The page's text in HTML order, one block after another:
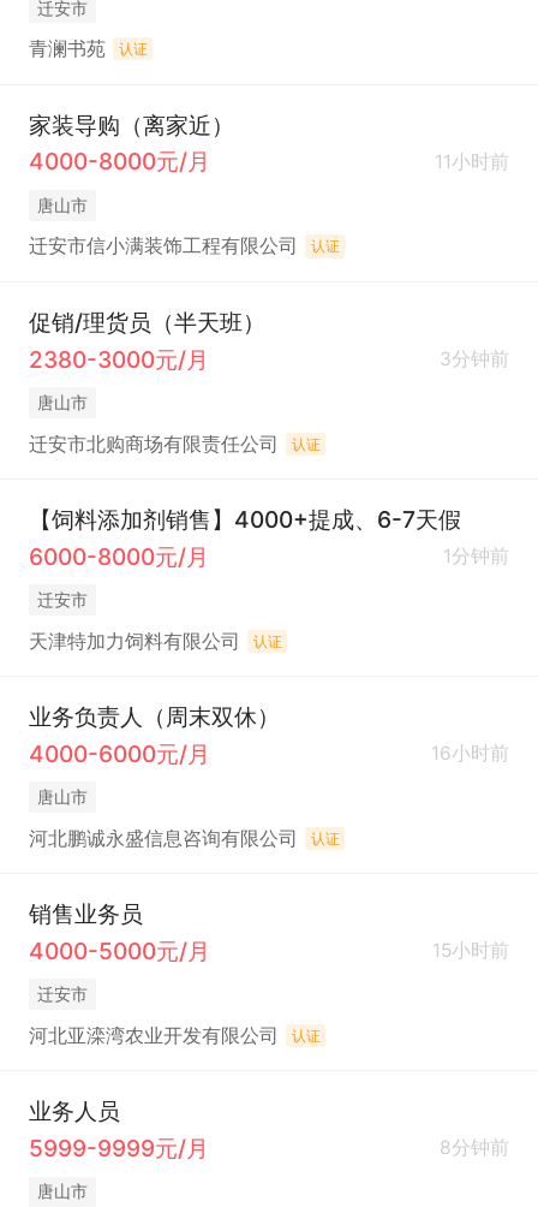
迁安市
青澜书苑 认证
家装导购（离家近）
4000-8000元/月
11小时前
唐山市
迁安市信小满装饰工程有限公司 认证
促销/理货员（半天班）
2380-3000元/月
3分钟前
唐山市
迁安市北购商场有限责任公司 认证
【饲料添加剂销售】4000+提成、6-7天假
6000-8000元/月
1分钟前
迁安市
天津特加力饲料有限公司 认证
业务负责人（周末双休）
4000-6000元/月
16小时前
唐山市
河北鹏诚永盛信息咨询有限公司 认证
销售业务员
4000-5000元/月
15小时前
迁安市
河北亚滦湾农业开发有限公司 认证
业务人员
5999-9999元/月
8分钟前
唐山市